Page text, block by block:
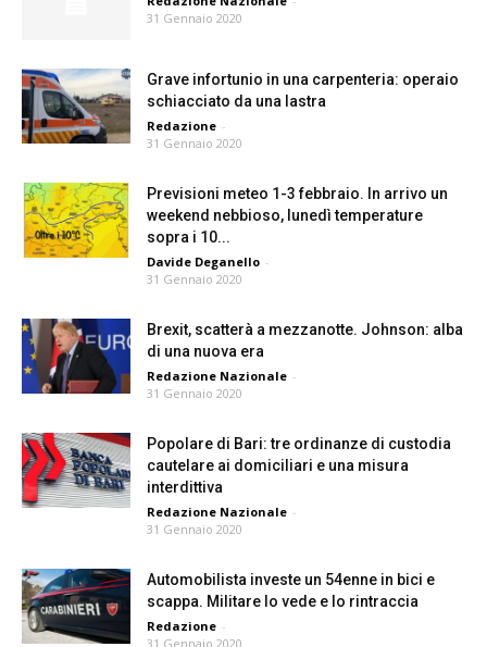
31 Gennaio 2020
Grave infortunio in una carpenteria: operaio
schiacciato da una lastra
Redazione -
31 Gennaio 2020
Previsioni meteo 1-3 febbraio. In arrivo un
weekend nebbioso, lunedì temperature
sopra i 10...
Davide Deganello -
31 Gennaio 2020
Brexit, scatterà a mezzanotte. Johnson: alba
di una nuova era
Redazione Nazionale -
31 Gennaio 2020
Popolare di Bari: tre ordinanze di custodia
cautelare ai domiciliari e una misura
interdittiva
Redazione Nazionale -
31 Gennaio 2020
Automobilista investe un 54enne in bici e
scappa. Militare lo vede e lo rintraccia
Redazione -
31 Gennaio 2020